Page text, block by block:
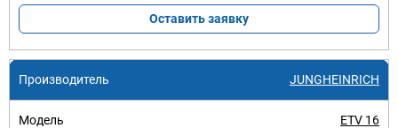
Оставить заявку
JUNGHEINRICH
ETV 16